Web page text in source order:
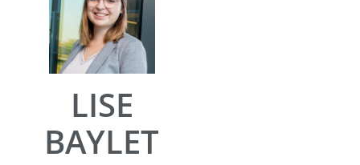
LISE
BAYLET